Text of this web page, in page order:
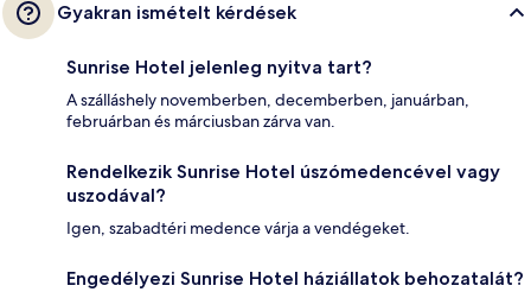
Gyakran ismételt kérdések
Sunrise Hotel jelenleg nyitva tart?
A szálláshely novemberben, decemberben, januárban,
februárban és márciusban zárva van.
Rendelkezik Sunrise Hotel úszómedencével vagy
uszodával?
Igen, szabadtéri medence várja a vendégeket.
Engedélyezi Sunrise Hotel háziállatok behozatalát?